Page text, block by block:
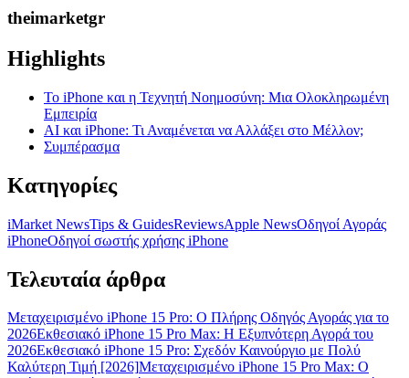
theimarketgr
Highlights
Το iPhone και η Τεχνητή Νοημοσύνη: Μια Ολοκληρωμένη
Εμπειρία
AI και iPhone: Τι Αναμένεται να Αλλάξει στο Μέλλον;
Συμπέρασμα
Κατηγορίες
iMarket NewsTips & GuidesReviewsApple NewsΟδηγοί Αγοράς
iPhoneOδηγοί σωστής χρήσης iPhone
Τελευταία άρθρα
Μεταχειρισμένο iPhone 15 Pro: Ο Πλήρης Οδηγός Αγοράς για το
2026Εκθεσιακό iPhone 15 Pro Max: Η Εξυπνότερη Αγορά του
2026Εκθεσιακό iPhone 15 Pro: Σχεδόν Καινούργιο με Πολύ
Καλύτερη Τιμή [2026]Μεταχειρισμένο iPhone 15 Pro Max: Ο